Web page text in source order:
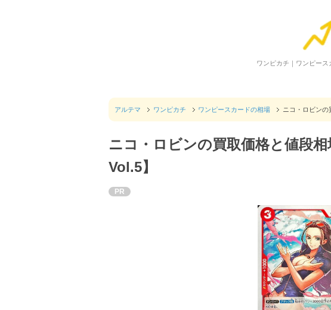
ワンピカチ｜ワンピー
アルテマ ワンピカチ ワンピースカードの相場 ニコ・ロビンの
ニコ・ロビンの買取価格と値段
Vol.5】
PR